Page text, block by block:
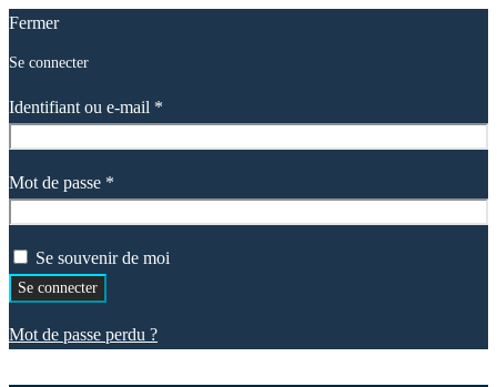
Fermer
Se connecter
Identifiant ou e-mail *
Mot de passe *
Se souvenir de moi
Se connecter
Mot de passe perdu ?